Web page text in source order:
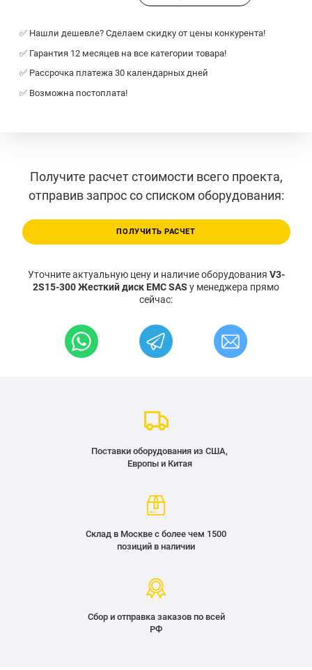
✅ Нашли дешевле? Сделаем скидку от цены конкурента!
✅ Гарантия 12 месяцев на все категории товара!
✅ Рассрочка платежа 30 календарных дней
✅ Возможна постоплата!
Получите расчет стоимости всего проекта,
отправив запрос со списком оборудования:
ПОЛУЧИТЬ РАСЧЕТ
Уточните актуальную цену и наличие оборудования V3-
2S15-300 Жесткий диск EMC SAS у менеджера прямо
сейчас:
Поставки оборудования из США,
Европы и Китая
Склад в Москве с более чем 1500
позиций в наличии
Сбор и отправка заказов по всей
РФ